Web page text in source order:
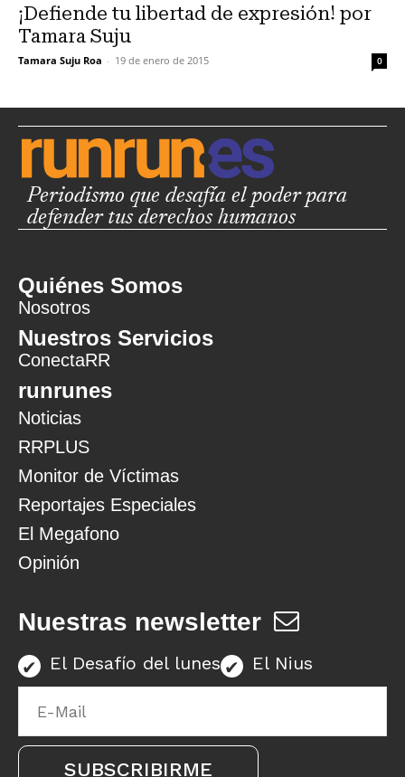
¡Defiende tu libertad de expresión! por
Tamara Suju
Tamara Suju Roa - 19 de enero de 2015 0
Periodismo que desafía el poder para
defender tus derechos humanos
Quiénes Somos
Nosotros
Nuestros Servicios
ConectaRR
runrunes
Noticias
RRPLUS
Monitor de Víctimas
Reportajes Especiales
El Megafono
Opinión
Nuestras newsletter
El Desafío del lunes El Nius